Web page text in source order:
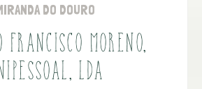
DO DOURO
FRANCISCO MORENO,
LDA